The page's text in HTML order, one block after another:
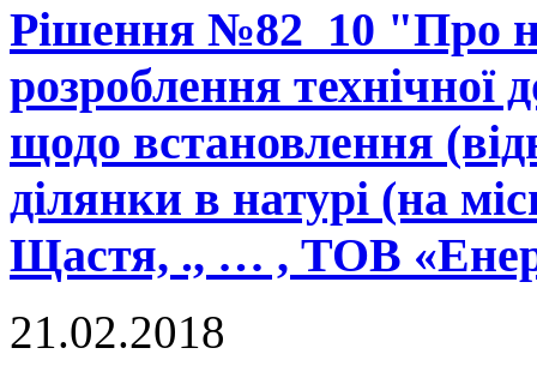
Рішення №82_10 "Про
розроблення технічної
щодо встановлення
ділянки в натурі (на
Щастя, ., … , ТОВ
21.02.2018